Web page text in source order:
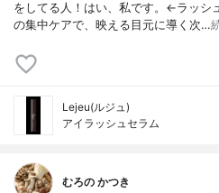
をしてる人！はい、私です。←ラッシ
の集中ケアで、映える目元に導く次…
Lejeu(ルジュ)
アイラッシュセラム
むろの かつき